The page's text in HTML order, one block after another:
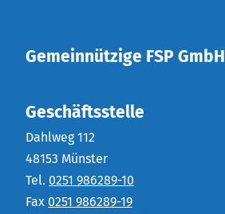
Gemeinnützige FSP GmbH
Geschäftsstelle
Dahlweg 112
48153 Münster
Tel. 0251 986289-10
Fax 0251 986289-19